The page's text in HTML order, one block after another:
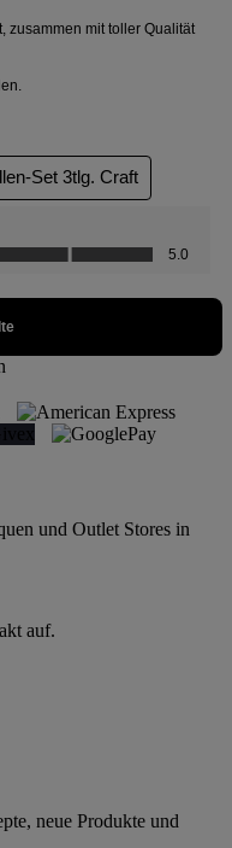
und Outlet Stores in
auf.
neue Produkte und